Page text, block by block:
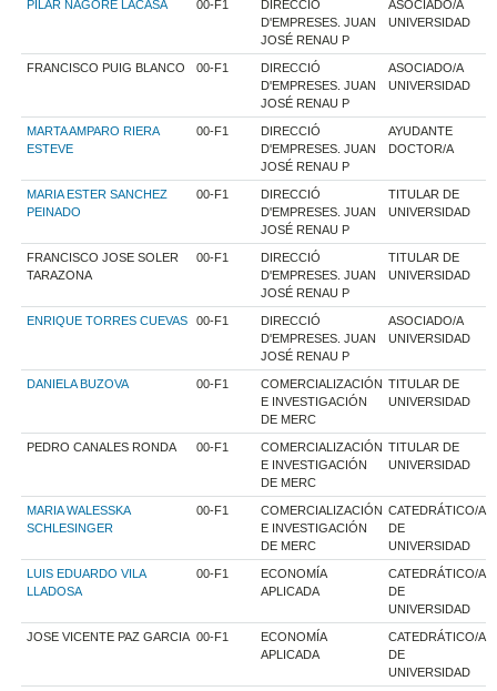
PILAR NAGORE LACASA 00-F1
DIRECCIÓ
D'EMPRESES. JUAN
JOSÉ RENAU P
ASOCIADO/A
UNIVERSIDAD
FRANCISCO PUIG BLANCO 00-F1
DIRECCIÓ
D'EMPRESES. JUAN
JOSÉ RENAU P
ASOCIADO/A
UNIVERSIDAD
MARTA AMPARO RIERA
ESTEVE
00-F1
DIRECCIÓ
D'EMPRESES. JUAN
JOSÉ RENAU P
AYUDANTE
DOCTOR/A
MARIA ESTER SANCHEZ
PEINADO
00-F1
DIRECCIÓ
D'EMPRESES. JUAN
JOSÉ RENAU P
TITULAR DE
UNIVERSIDAD
FRANCISCO JOSE SOLER
TARAZONA
00-F1
DIRECCIÓ
D'EMPRESES. JUAN
JOSÉ RENAU P
TITULAR DE
UNIVERSIDAD
ENRIQUE TORRES CUEVAS 00-F1
DIRECCIÓ
D'EMPRESES. JUAN
JOSÉ RENAU P
ASOCIADO/A
UNIVERSIDAD
DANIELA BUZOVA 00-F1
COMERCIALIZACIÓN
E INVESTIGACIÓN
DE MERC
TITULAR DE
UNIVERSIDAD
PEDRO CANALES RONDA 00-F1
COMERCIALIZACIÓN
E INVESTIGACIÓN
DE MERC
TITULAR DE
UNIVERSIDAD
MARIA WALESSKA
SCHLESINGER
00-F1
COMERCIALIZACIÓN
E INVESTIGACIÓN
DE MERC
CATEDRÁTICO/A
DE
UNIVERSIDAD
LUIS EDUARDO VILA
LLADOSA
00-F1
ECONOMÍA
APLICADA
CATEDRÁTICO/A
DE
UNIVERSIDAD
JOSE VICENTE PAZ GARCIA 00-F1
ECONOMÍA
APLICADA
CATEDRÁTICO/A
DE
UNIVERSIDAD